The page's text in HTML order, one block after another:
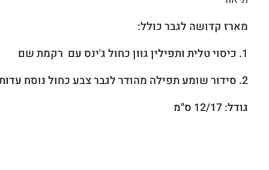
מארז קדושה לגבר כולל:
1. כיסוי טלית ותפילין גוון כחול ג'ינס עם רקמת שם
2. סידור שומע תפילה מהודר לגבר צבע כחול נוסח עדות המזרח עם שם
גודל: 12/17 ס"מ